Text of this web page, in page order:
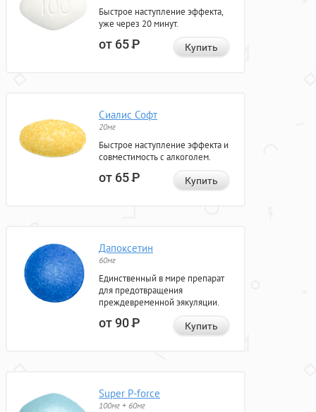
Быстрое наступление эффекта,
уже через 20 минут.
от 65Р Купить
Сиалис Софт
20мг
Быстрое наступление эффекта и
совместимость с алкоголем.
от 65Р Купить
Дапоксетин
60мг
Единственный в мире препарат
для предотвращения
преждевременной эякуляции.
от 90Р Купить
Super P-force
100мг + 60мг